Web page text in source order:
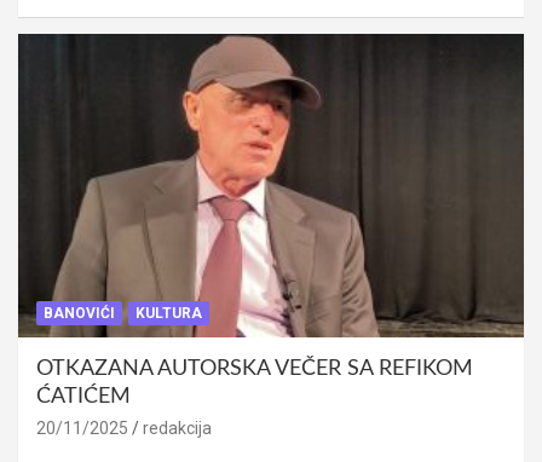
BANOVIĆI KULTURA
OTKAZANA AUTORSKA VEČER SA REFIKOM
ĆATIĆEM
20/11/2025 redakcija